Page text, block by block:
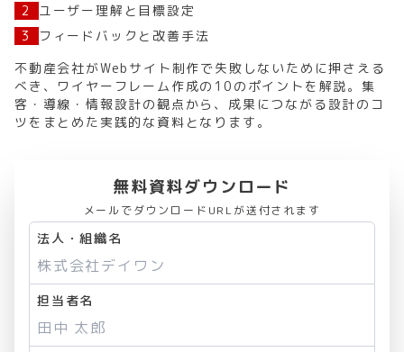
2
ユーザー理解と目標設定
3
フィードバックと改善手法
不動産会社がWebサイト制作で失敗しないために押さえる
べき、ワイヤーフレーム作成の10のポイントを解説。集
客・導線・情報設計の観点から、成果につながる設計のコ
ツをまとめた実践的な資料となります。
無料資料ダウンロード
メールでダウンロードURLが送付されます
法人・組織名
担当者名